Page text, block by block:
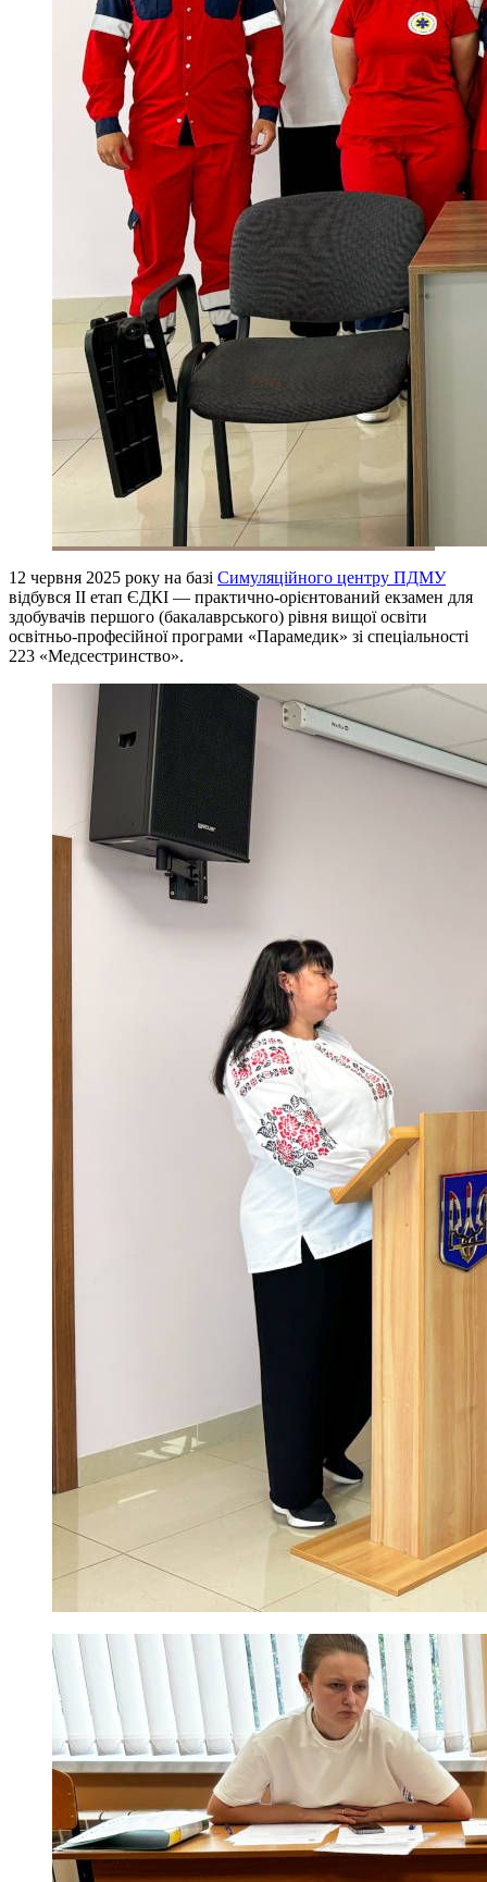
12 червня 2025 року на базі Симуляційного центру ПДМУ
відбувся ІІ етап ЄДКІ — практично-орієнтований екзамен для
здобувачів першого (бакалаврського) рівня вищої освіти
освітньо-професійної програми «Парамедик» зі спеціальності
223 «Медсестринство».